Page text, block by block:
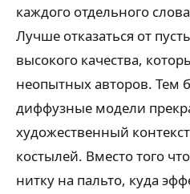
каждого отдельного
Лучше отказаться от
высокого качества,
неопытных авторов. Тем
диффузные модели
художественный
костылей. Вместо того
нитку на пальто, куда